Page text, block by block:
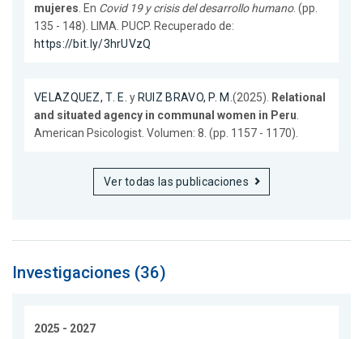
mujeres . En Covid 19 y crisis del desarrollo humano. (pp.
135 - 148). LIMA. PUCP. Recuperado de:
https://bit.ly/3hrUVzQ
VELAZQUEZ, T. E. y RUIZ BRAVO, P. M. (2025).
Relational
and situated agency in communal women in Peru
American Psicologist. Volumen: 8. (pp. 1157 - 1170).
Ver todas las publicaciones
Investigaciones (36)
2025 - 2027